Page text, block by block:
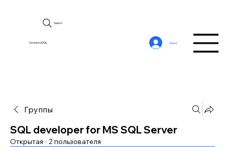
CerebroSQL
Search
Войти
Группы
SQL developer for MS SQL Server
Открытая · 2 пользователя